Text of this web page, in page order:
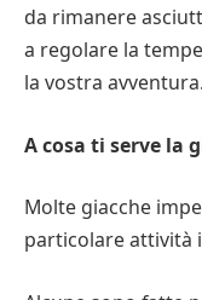
da rimanere
a regolare la
la vostra avventura.
A cosa ti serve la
Molte giacche
particolare attività